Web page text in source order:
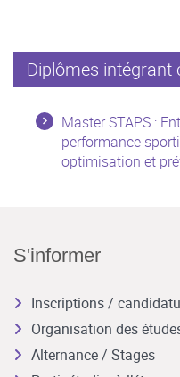
Diplômes intégrant
Master STAPS :
performance
optimisation et
S'informer
Inscriptions /
Organisation des
Alternance / Stages